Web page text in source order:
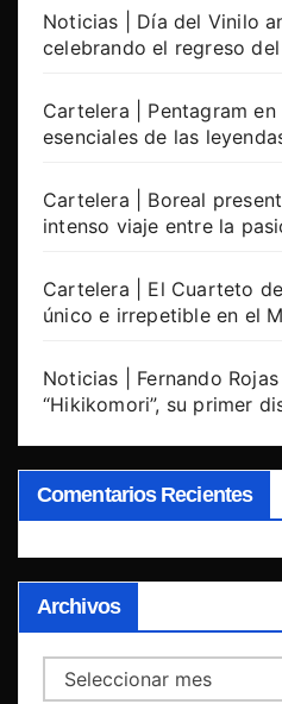
Noticias | Día del Vinilo
celebrando el regreso
Cartelera | Pentagram
esenciales de las
Cartelera | Boreal
intenso viaje entre la
Cartelera | El Cuarteto
único e irrepetible en el
Noticias | Fernando
“Hikikomori”, su primer
Comentarios Recientes
Archivos
Archivos